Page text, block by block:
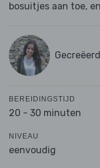
bosuitjes aan toe,
BEREIDINGSTIJD
20 - 30 minuten
NIVEAU
eenvoudig